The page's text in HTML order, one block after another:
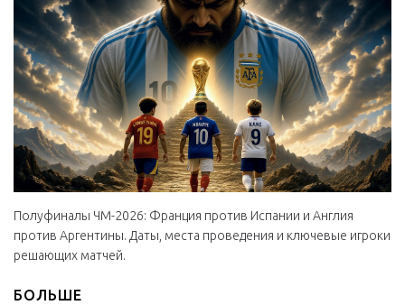
Полуфиналы ЧМ-2026: Франция против Испании и Англия
против Аргентины. Даты, места проведения и ключевые игроки
решающих матчей.
БОЛЬШЕ